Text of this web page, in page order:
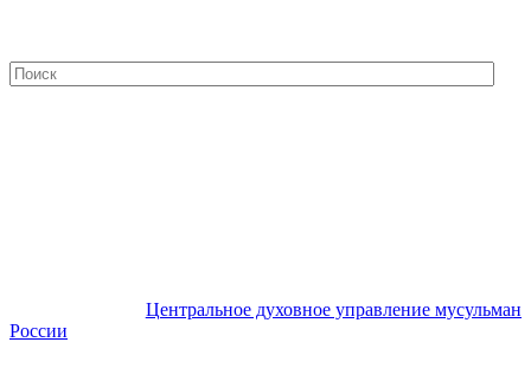
Центральное духовное управление мусульман
России